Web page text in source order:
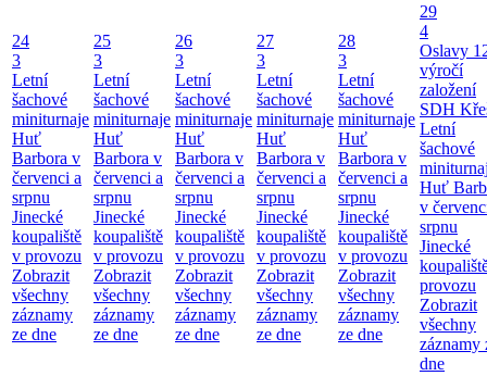
24
3
Letní
šachové
miniturnaje
Huť
Barbora v
červenci a
srpnu
Jinecké
koupaliště
v provozu
Zobrazit
všechny
záznamy
ze dne
25
3
Letní
šachové
miniturnaje
Huť
Barbora v
červenci a
srpnu
Jinecké
koupaliště
v provozu
Zobrazit
všechny
záznamy
ze dne
26
3
Letní
šachové
miniturnaje
Huť
Barbora v
červenci a
srpnu
Jinecké
koupaliště
v provozu
Zobrazit
všechny
záznamy
ze dne
27
3
Letní
šachové
miniturnaje
Huť
Barbora v
červenci a
srpnu
Jinecké
koupaliště
v provozu
Zobrazit
všechny
záznamy
ze dne
28
3
Letní
šachové
miniturnaje
Huť
Barbora v
červenci a
srpnu
Jinecké
koupaliště
v provozu
Zobrazit
všechny
záznamy
ze dne
29
4
Oslavy
výročí
založení
SDH
Letní
šachové
Huť
v
srpnu
Jinecké
provozu
Zobrazit
všechny
záznamy
dne